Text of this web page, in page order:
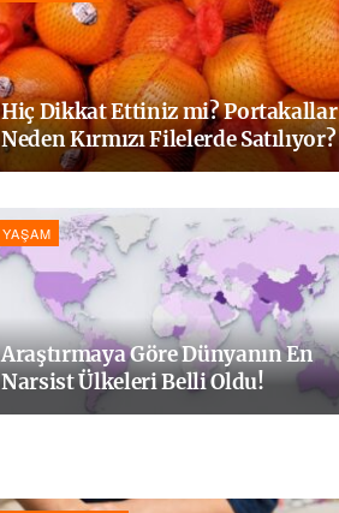
Hiç Dikkat Ettiniz mi? Portakallar
Neden Kırmızı Filelerde Satılıyor?
YAŞAM
Araştırmaya Göre Dünyanın En
Narsist Ülkeleri Belli Oldu!